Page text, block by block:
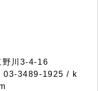
川3-4-16
03-3489-1925 / k